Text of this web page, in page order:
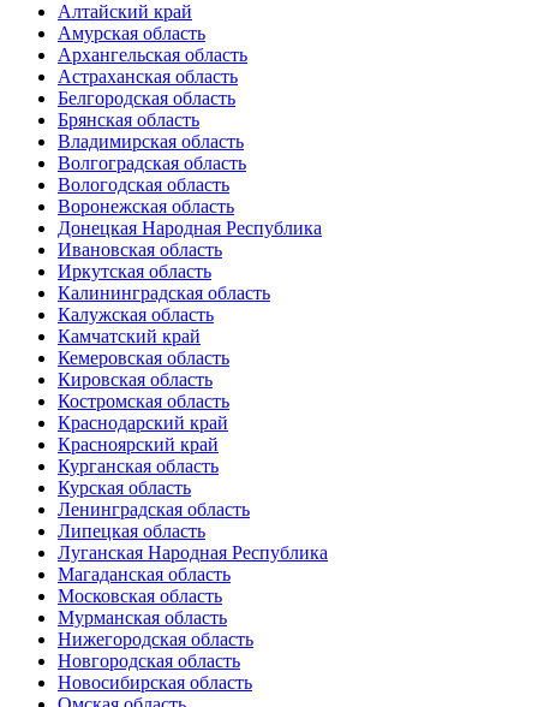
Алтайский край
Амурская область
Архангельская область
Астраханская область
Белгородская область
Брянская область
Владимирская область
Волгоградская область
Вологодская область
Воронежская область
Донецкая Народная Республика
Ивановская область
Иркутская область
Калининградская область
Калужская область
Камчатский край
Кемеровская область
Кировская область
Костромская область
Краснодарский край
Красноярский край
Курганская область
Курская область
Ленинградская область
Липецкая область
Луганская Народная Республика
Магаданская область
Московская область
Мурманская область
Нижегородская область
Новгородская область
Новосибирская область